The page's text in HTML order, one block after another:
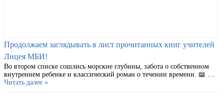
Продолжаем заглядывать в лист прочитанных книг учителей
Лицея МБИ!
Во втором списке сошлись морские глубины, забота о собственном
внутреннем ребенке и классический роман о течении времени. 📖 …
Читать далее »